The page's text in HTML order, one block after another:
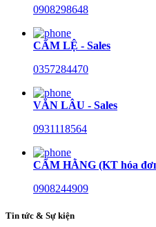
0908298648
CẨM LỆ - Sales
0357284470
VĂN LÂU - Sales
0931118564
CẨM HẰNG (KT hóa
0908244909
Tin tức & Sự kiện